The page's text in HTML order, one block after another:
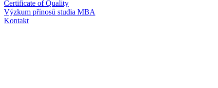
Certificate of Quality
Výzkum přínosů studia MBA
Kontakt